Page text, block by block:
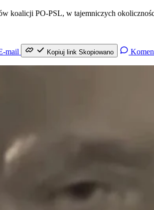
koalicji PO-PSL, w tajemniczych
mail Kopiuj link Skopiowano